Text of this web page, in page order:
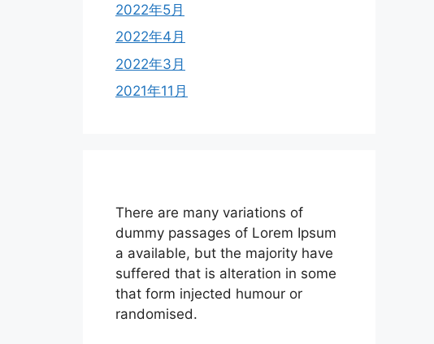
2022年5月
2022年4月
2022年3月
2021年11月
There are many variations of
dummy passages of Lorem Ipsum
a available, but the majority have
suffered that is alteration in some
that form injected humour or
randomised.